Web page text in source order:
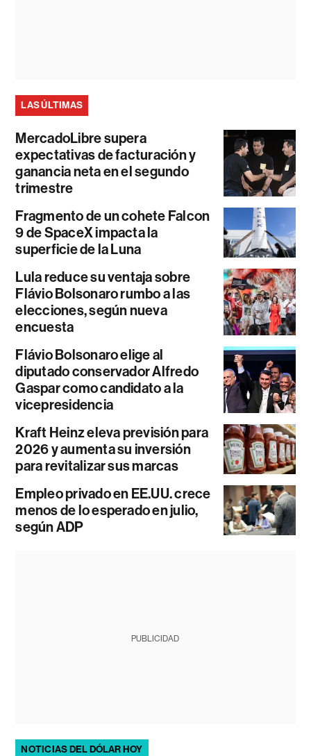
LAS ÚLTIMAS
MercadoLibre supera
expectativas de facturación y
ganancia neta en el segundo
trimestre
Fragmento de un cohete Falcon
9 de SpaceX impacta la
superficie de la Luna
Lula reduce su ventaja sobre
Flávio Bolsonaro rumbo a las
elecciones, según nueva
encuesta
Flávio Bolsonaro elige al
diputado conservador Alfredo
Gaspar como candidato a la
vicepresidencia
Kraft Heinz eleva previsión para
2026 y aumenta su inversión
para revitalizar sus marcas
Empleo privado en EE.UU. crece
menos de lo esperado en julio,
según ADP
PUBLICIDAD
NOTICIAS DEL DÓLAR HOY